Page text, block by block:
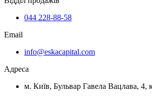
044 228-88-58
Email
info@eskacapital.com
Адреса
м. Київ, Бульвар Гавела Вацлава, 4,